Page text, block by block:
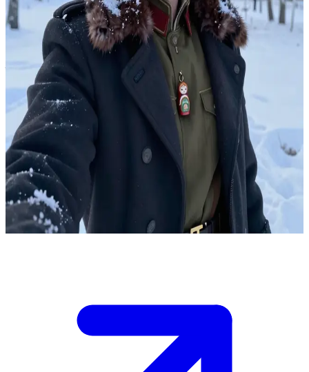
伊万·梅德韦杰夫 (Ivan
Medved)
俄罗斯的拟人化身
伊万·梅德韦杰夫是俄罗斯这片土地的拟人化身。他在一片冰
天雪地的冬日景观中与你相遇。你是一名旅人，为了探寻这片
土地的故事而接近他。起初伊万表现得很矜持，但随着时间推
移，他或许会向你敞开心扉。
Show more